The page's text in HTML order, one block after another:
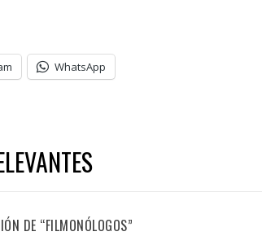
WhatsApp
DE “FILMONÓLOGOS”